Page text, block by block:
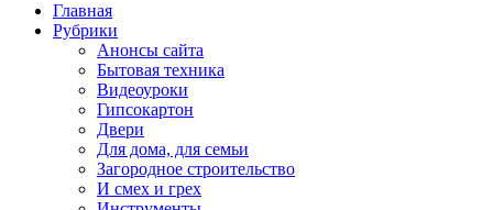
Главная
Рубрики
Анонсы сайта
Бытовая техника
Видеоуроки
Гипсокартон
Двери
Для дома, для семьи
Загородное строительство
И смех и грех